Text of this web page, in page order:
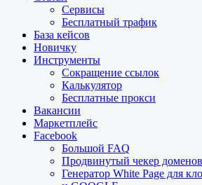
Сервисы
Бесплатный трафик
База кейсов
Новичку
Инструменты
Сокращение ссылок
Калькулятор
Бесплатные прокси
Вакансии
Маркетплейс
Facebook
Большой FAQ
Продвинутый чекер доменов
Генератор White Page для